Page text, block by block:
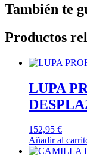
También te
Productos
LUPA
152,95 €
Añadir al